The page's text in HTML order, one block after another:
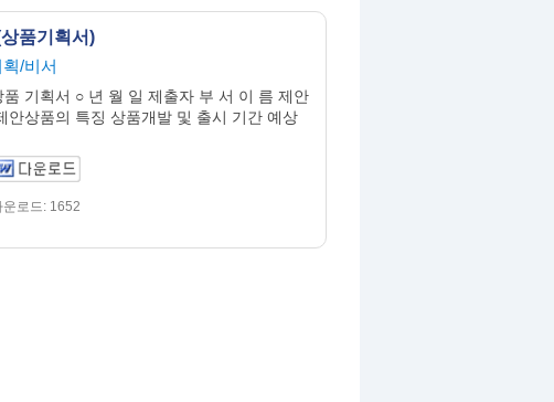
품기획서)
획/비서
기획서 ○ 년 월 일 제출자 부 서 이 름 제안
안상품의 특징 상품개발 및 출시 기간 예상
로드: 1652